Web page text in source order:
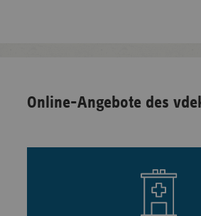
Online-Angebote des